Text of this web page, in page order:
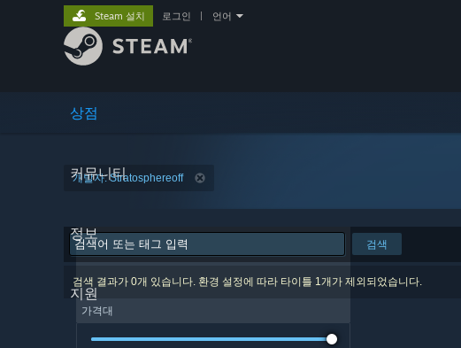
상점
커뮤니티
정보
지원
Steam 설치 로그인 언어
개발자: Stratosphereoff
검색
검색 결과가 0개 있습니다. 환경 설정에 따라 타이틀 1개가 제외되었습니다.
가격대